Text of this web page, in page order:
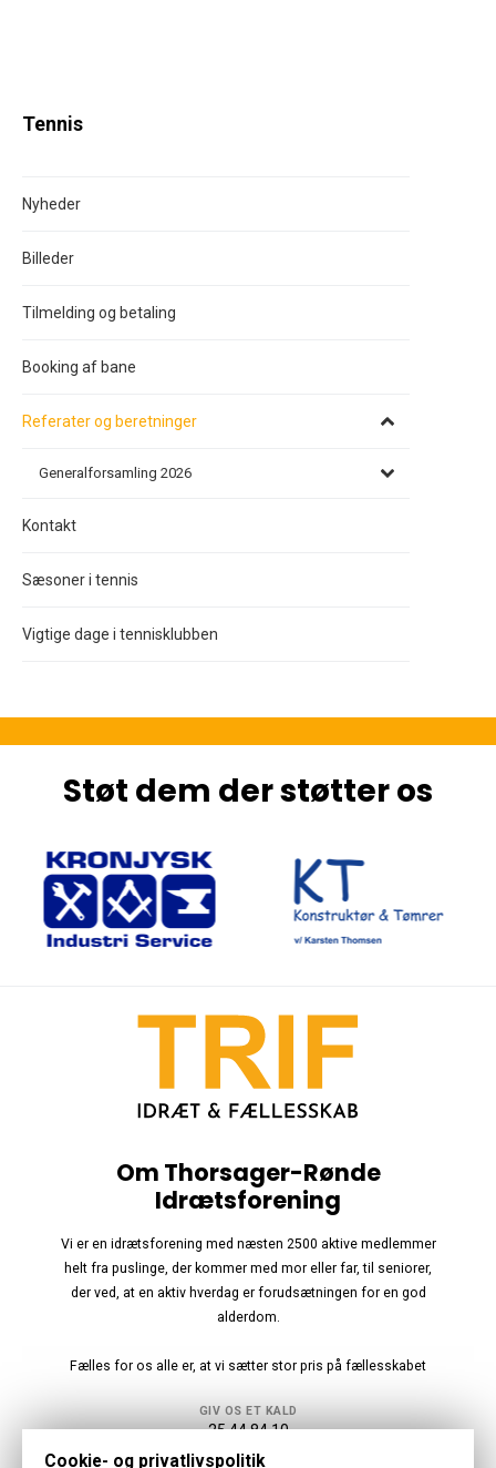
Tennis
Nyheder
Billeder
Tilmelding og betaling
Booking af bane
Referater og beretninger
Generalforsamling 2026
Kontakt
Sæsoner i tennis
Vigtige dage i tennisklubben
Støt dem der støtter os
Om Thorsager-Rønde
Idrætsforening
Vi er en idrætsforening med næsten 2500 aktive medlemmer
helt fra puslinge, der kommer med mor eller far, til seniorer,
der ved, at en aktiv hverdag er forudsætningen for en god
alderdom.
Fælles for os alle er, at vi sætter stor pris på fællesskabet
GIV OS ET KALD
25 44 84 10
Cookie- og privatlivspolitik